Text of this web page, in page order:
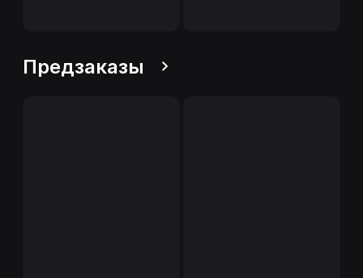
Предзаказы